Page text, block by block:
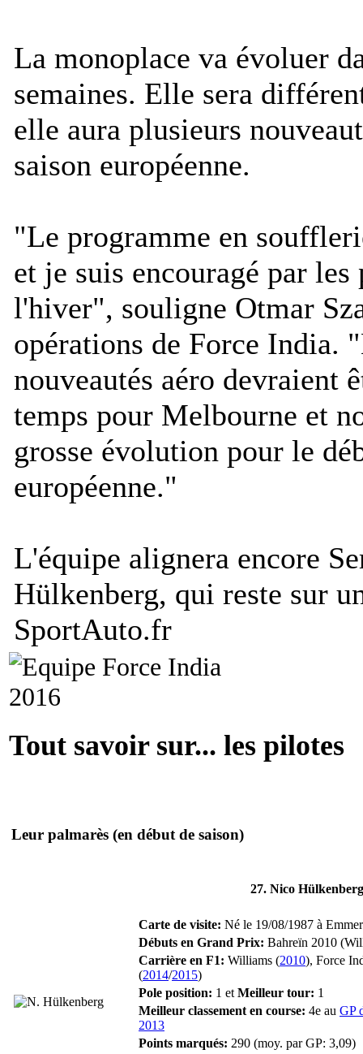
La monoplace va évoluer
semaines. Elle sera
elle aura plusieurs
saison européenne.
"Le programme en
et je suis encouragé par
l'hiver", souligne Otmar
opérations de Force India. "
nouveautés aéro devraient
temps pour Melbourne et
grosse évolution pour le
européenne."
L'équipe alignera encore
Hülkenberg, qui reste sur
SportAuto.fr
Tout savoir sur... les pilotes
Leur palmarès (en début de saison)
27. Nico Hülkenberg
Carte de visite: Né le 19/08/1987 à
Débuts en Grand Prix: Bahreïn 2010
Carrière en F1: Williams (2010), Force
(2014/2015)
Pole position: 1 et Meilleur tour: 1
Meilleur classement en course: 4e au GP
2013
Points marqués: 290 (moy. par GP: 3,09)